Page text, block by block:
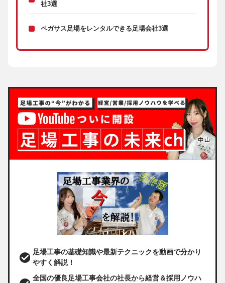
社3選
ペガサス足場をレンタルできる足場会社3選
足場工事の基礎知識や最新テクニックを動画で分かり
やすく解説！
全国の優良足場工事会社の社長から経営＆採用ノウハ